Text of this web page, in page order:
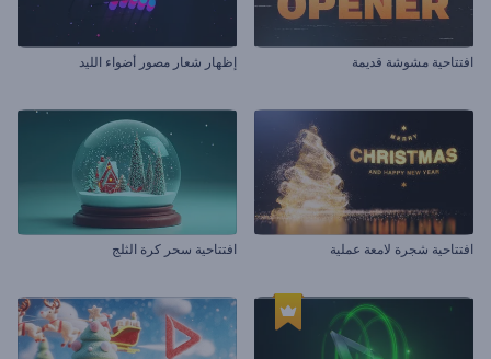
افتتاحية مشوشة قديمة إظهار شعار مصور أضواء الليد
افتتاحية شجرة لامعة عملية افتتاحية سحر كرة الثلج